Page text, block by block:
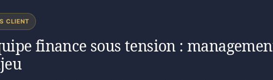
CLIENT
finance sous tension :